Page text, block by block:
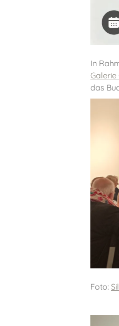
In
Galerie
das
Foto: